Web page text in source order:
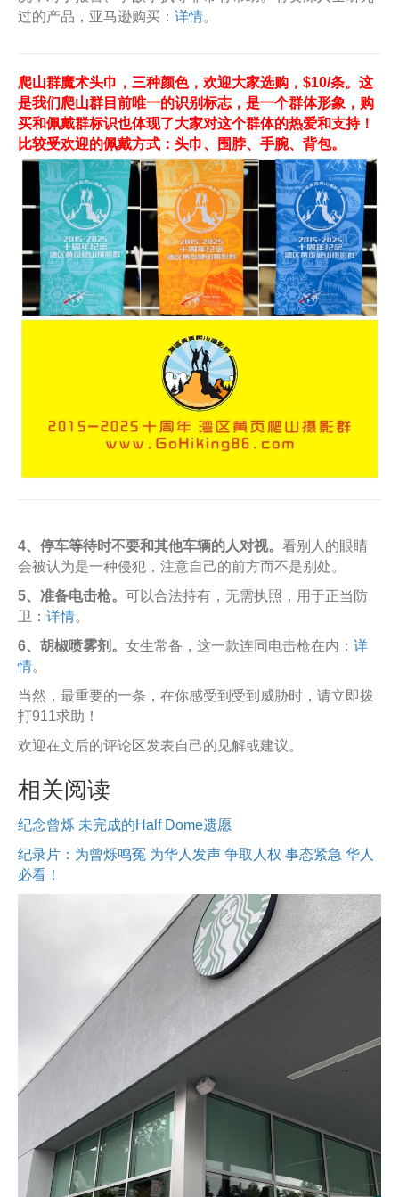
过的产品，亚马逊购买： 详情。
爬山群魔术头巾，三种颜色，欢迎大家选购，$10/条。这
是我们爬山群目前唯一的识别标志，是一个群体形象，购
买和佩戴群标识也体现了大家对这个群体的热爱和支持！
比较受欢迎的佩戴方式：头巾、围脖、手腕、背包。
4、停车等待时不要和其他车辆的人对视。 看别人的眼睛
会被认为是一种侵犯，注意自己的前方而不是别处。
5、准备电击枪。 可以合法持有，无需执照，用于正当防
卫： 详情。
6、胡椒喷雾剂。 女生常备，这一款连同电击枪在内： 详
情。
当然，最重要的一条，在你感受到受到威胁时，请立即拨
打911求助！
欢迎在文后的评论区发表自己的见解或建议。
相关阅读
纪念曾烁 未完成的Half Dome遗愿
纪录片：为曾烁鸣冤 为华人发声 争取人权 事态紧急 华人
必看！